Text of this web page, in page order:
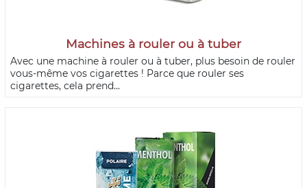
Machines à rouler ou à tuber
Avec une machine à rouler ou à tuber, plus besoin de rouler
vous-même vos cigarettes ! Parce que rouler ses
cigarettes, cela prend...